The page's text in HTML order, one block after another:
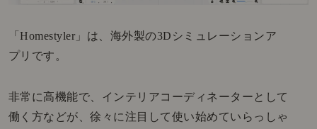
「Homestyler」は、海外製の3Dシミュレーションア
プリです。
非常に高機能で、インテリアコーディネーターとして
働く方などが、徐々に注目して使い始めていらっしゃ